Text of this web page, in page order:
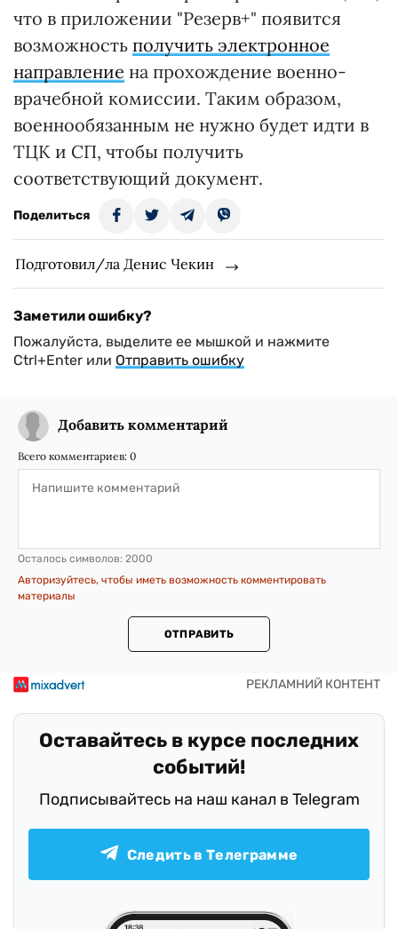
что в приложении "Резерв+" появится
возможность получить электронное
направление на прохождение военно-
врачебной комиссии. Таким образом,
военнообязанным не нужно будет идти в
ТЦК и СП, чтобы получить
соответствующий документ.
Поделиться
Подготовил/ла Денис Чекин
Заметили ошибку?
Пожалуйста, выделите ее мышкой и нажмите
Ctrl+Enter или Отправить ошибку
Добавить комментарий
Всего комментариев: 0
Осталось символов: 2000
Авторизуйтесь, чтобы иметь возможность комментировать
материалы
ОТПРАВИТЬ
Оставайтесь в курсе последних
событий!
Подписывайтесь на наш канал в Telegram
Следить в Телеграмме